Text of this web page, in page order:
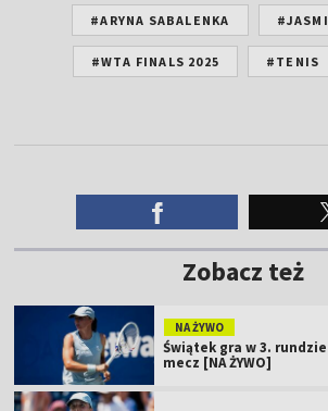
#ARYNA SABALENKA
#WTA FINALS 2025 #TENIS
Zobacz też
NA ŻYWO
Świątek gra w 3.
mecz [NA ŻYWO]